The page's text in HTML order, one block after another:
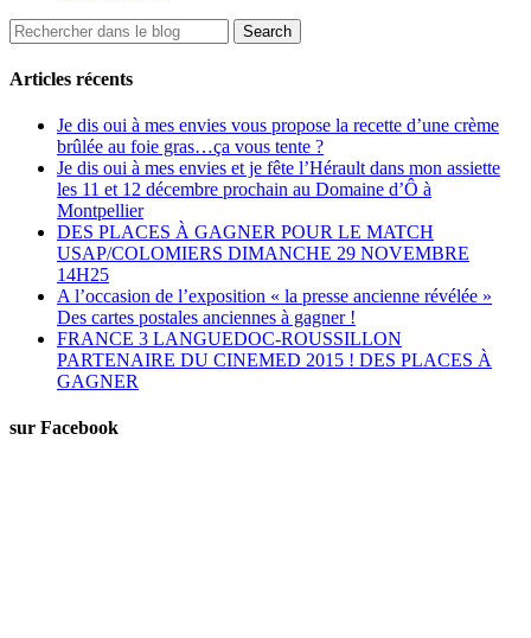
Articles récents
Je dis oui à mes envies vous propose la recette d’une crème
brûlée au foie gras…ça vous tente ?
Je dis oui à mes envies et je fête l’Hérault dans mon assiette
les 11 et 12 décembre prochain au Domaine d’Ô à
Montpellier
DES PLACES À GAGNER POUR LE MATCH
USAP/COLOMIERS DIMANCHE 29 NOVEMBRE
14H25
A l’occasion de l’exposition « la presse ancienne révélée »
Des cartes postales anciennes à gagner !
FRANCE 3 LANGUEDOC-ROUSSILLON
PARTENAIRE DU CINEMED 2015 ! DES PLACES À
GAGNER
sur Facebook